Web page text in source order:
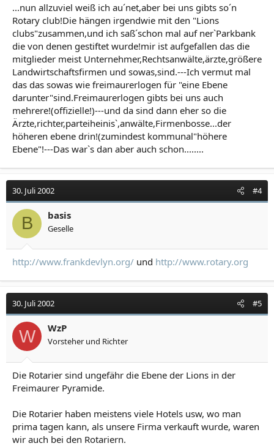
...nun allzuviel weiß ich au´net,aber bei uns gibts so´n
Rotary club!Die hängen irgendwie mit den "Lions
clubs"zusammen,und ich saß´schon mal auf ner`Parkbank
die von denen gestiftet wurde!mir ist aufgefallen das die
mitglieder meist Unternehmer,Rechtsanwälte,ärzte,größere
Landwirtschaftsfirmen und sowas,sind.---Ich vermut mal
das das sowas wie freimaurerlogen für "eine Ebene
darunter"sind.Freimaurerlogen gibts bei uns auch
mehrere!(offizielle!)---und da sind dann eher so die
Ärzte,richter,parteiheinis`,anwälte,Firmenbosse...der
höheren ebene drin!(zumindest kommunal"höhere
Ebene"!---Das war`s dan aber auch schon........
30. Juli 2002 #4
B basis
Geselle
http://www.frankdevlyn.org/ und http://www.rotary.org
30. Juli 2002 #5
W WzP
Vorsteher und Richter
Die Rotarier sind ungefähr die Ebene der Lions in der
Freimaurer Pyramide.
Die Rotarier haben meistens viele Hotels usw, wo man
prima tagen kann, als unsere Firma verkauft wurde, waren
wir auch bei den Rotariern.